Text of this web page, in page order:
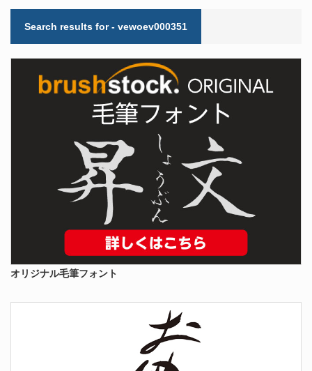
Search results for - vewoev000351
オリジナル毛筆フォント